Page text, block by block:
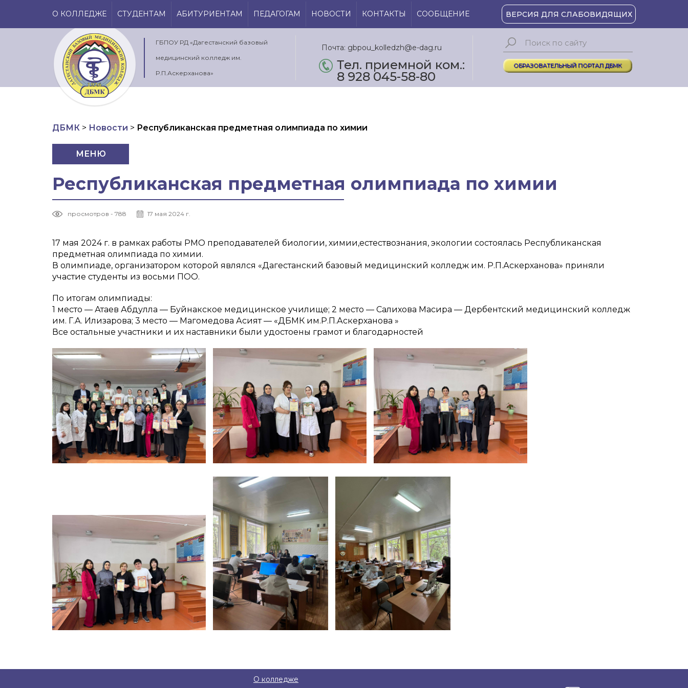
О КОЛЛЕДЖЕ СТУДЕНТАМ АБИТУРИЕНТАМ ПЕДАГОГАМ НОВОСТИ КОНТАКТЫ СООБЩЕНИЕ ВЕРСИЯ ДЛЯ СЛАБОВИДЯЩИХ
ГБПОУ РД «Дагестанский базовый
медицинский колледж им.
Р.П.Аскерханова»
Почта: gbpou_kolledzh@e-dag.ru
Тел. приемной ком.:
8 928 045-58-80
ОБРАЗОВАТЕЛЬНЫЙ ПОРТАЛ ДБМК
ДБМК > Новости > Республиканская предметная олимпиада по химии
МЕНЮ
Республиканская предметная олимпиада по химии
просмотров - 788 17 мая 2024 г.
17 мая 2024 г. в рамках работы РМО преподавателей биологии, химии,естествознания, экологии состоялась Республиканская
предметная олимпиада по химии.
В олимпиаде, организатором которой являлся «Дагестанский базовый медицинский колледж им. Р.П.Аскерханова» приняли
участие студенты из восьми ПОО.
По итогам олимпиады:
1 место — Атаев Абдулла — Буйнакское медицинское училище; 2 место — Салихова Масира — Дербентский медицинский колледж
им. Г.А. Илизарова; 3 место — Магомедова Асият — «ДБМК им.Р.П.Аскерханова »
Все остальные участники и их наставники были удостоены грамот и благодарностей
О колледже